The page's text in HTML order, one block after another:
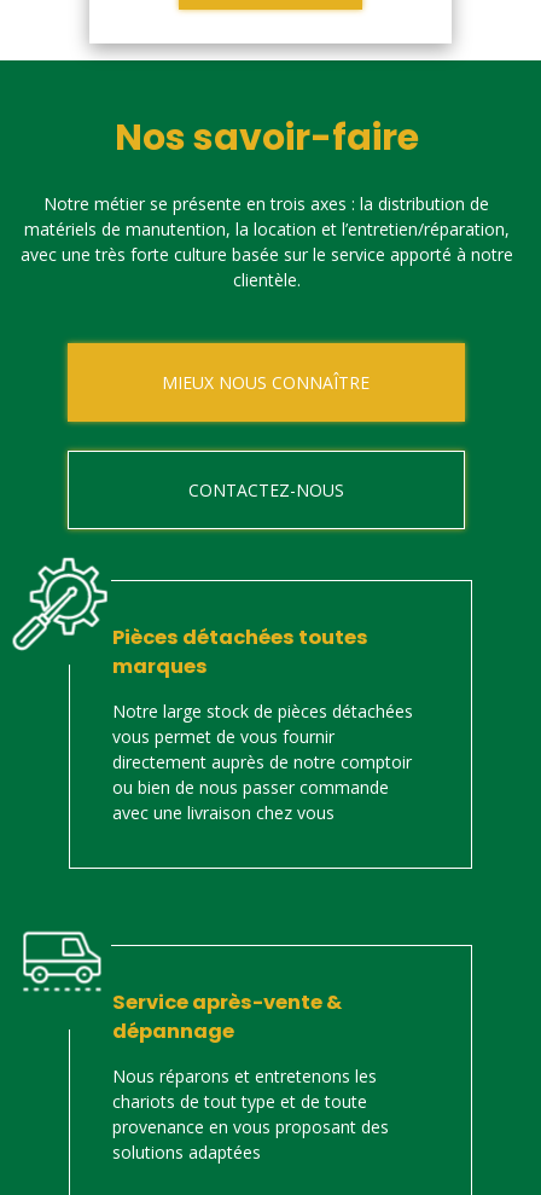
Nos savoir-faire
Notre métier se présente en trois axes : la distribution de
matériels de manutention, la location et l’entretien/réparation,
avec une très forte culture basée sur le service apporté à notre
clientèle.
MIEUX NOUS CONNAÎTRE
CONTACTEZ-NOUS
Pièces détachées toutes
marques
Notre large stock de pièces détachées
vous permet de vous fournir
directement auprès de notre comptoir
ou bien de nous passer commande
avec une livraison chez vous
Service après-vente &
dépannage
Nous réparons et entretenons les
chariots de tout type et de toute
provenance en vous proposant des
solutions adaptées